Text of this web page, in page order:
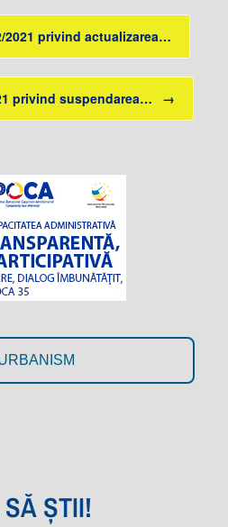
2021 privind actualizarea…
privind suspendarea… →
ȘTII!